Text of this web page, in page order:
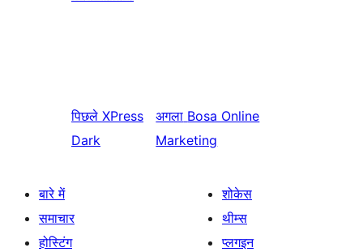
पिछले XPress
Dark
अगला Bosa Online
Marketing
बारे में
समाचार
होस्टिंग
शोकेस
थीम्स
प्लगइन